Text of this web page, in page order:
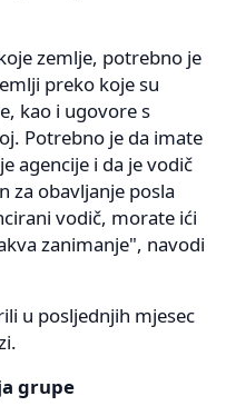
zemlje, potrebno je
preko koje su
kao i ugovore s
Potrebno je da imate
agencije i da je vodič
za obavljanje posla
vodič, morate ići
zanimanje", navodi
u posljednjih mjesec
grupe